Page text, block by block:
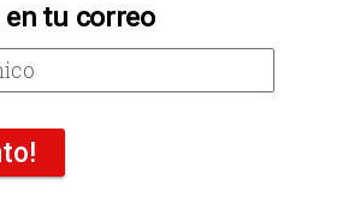
tu correo